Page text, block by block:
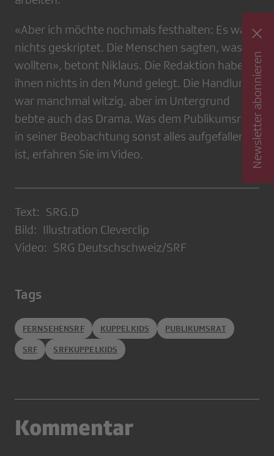
«Aber ich möchte nochmals festhalten: Es war
nichts geskriptet. Die Menschen sagten, was sie
wollten», betont Niklaus. Die Redaktion habe
ihnen nichts in den Mund gelegt. Die Handlung
war manchmal witzig, aber im Untergrund
bebte auch das Drama. Was dem Publikumsrat
in seiner Beobachtung sonst alles aufgefallen
ist, erfahren Sie im Video.
Text: SRG.D
Bild: Illustration Cleverclip
Video: SRG Deutschschweiz/SRF
Tags
FERNSEHENSRF KUPPELKIDS PUBLIKUMSRAT
SRF SRFKUPPELKIDS
Kommentar
Newsletter abonnieren